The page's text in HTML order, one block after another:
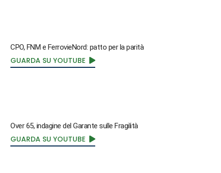
CPO, FNM e FerrovieNord: patto per la parità
GUARDA SU YOUTUBE
Over 65, indagine del Garante sulle Fragilità
GUARDA SU YOUTUBE